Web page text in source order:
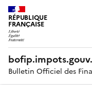
RÉPUBLIQUE
FRANÇAISE
Bulletin Officiel des